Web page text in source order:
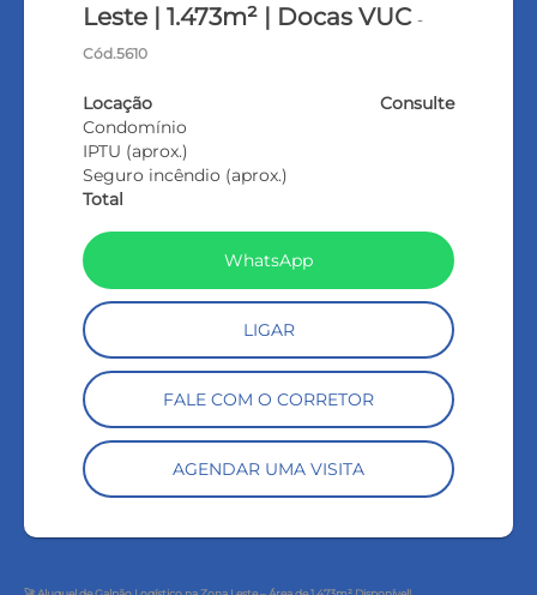
Leste | 1.473m² | Docas VUC -
Cód.5610
Locação
Consulte
Condomínio
IPTU (aprox.)
Seguro incêndio (aprox.)
Total
WhatsApp
LIGAR
FALE COM O CORRETOR
AGENDAR UMA VISITA